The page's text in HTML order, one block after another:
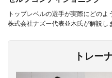
トップレベルの選手が実際にどの
株式会社ナズー代表並木氏が解説し
トレー